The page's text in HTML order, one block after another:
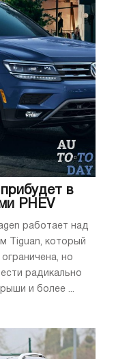
в
PHEV
работает над
Tiguan, который
но
радикально
и более ...